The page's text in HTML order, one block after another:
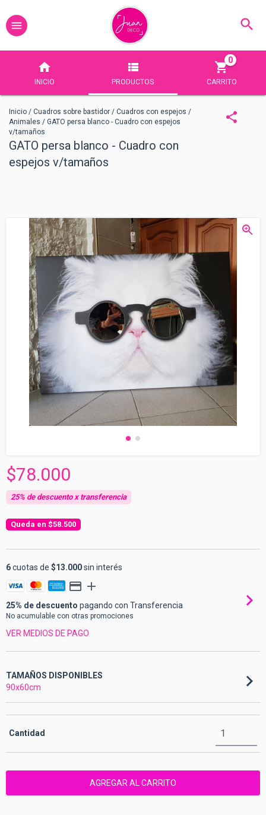
INICIO PRODUCTOS CARRITO
0
Inicio / Cuadros sobre bastidor / Cuadros con espejos /
Animales / GATO persa blanco - Cuadro con espejos
v/tamaños
GATO persa blanco - Cuadro con
espejos v/tamaños
$78.000
$58.500
6cuotas de $13.000sin interés
25% de descuento pagando con Transferencia
No acumulable con otras promociones
VER MEDIOS DE PAGO
TAMAÑOS DISPONIBLES
90x60cm
Cantidad